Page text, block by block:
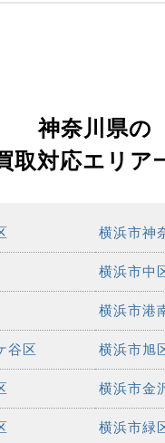
神奈川県の
取対応エリア
横浜市神
横浜市中
横浜市港
谷区 横浜市旭
横浜市金
横浜市緑